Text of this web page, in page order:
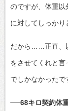
のですが、体重以
に対してしっかり
だから……正直、
をさせてくれと
でしかなかったで
──68キロ契約体